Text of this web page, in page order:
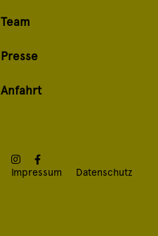
Team
Presse
Anfahrt
Impressum Datenschutz